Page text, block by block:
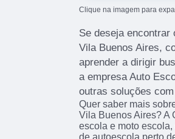
Clique na imagem para
Se deseja encontrar
Vila Buenos Aires,
aprender a dirigir
a empresa Auto
outras soluções
Quer saber mais
Vila Buenos Aires? A
escola e moto
de autoescola perto